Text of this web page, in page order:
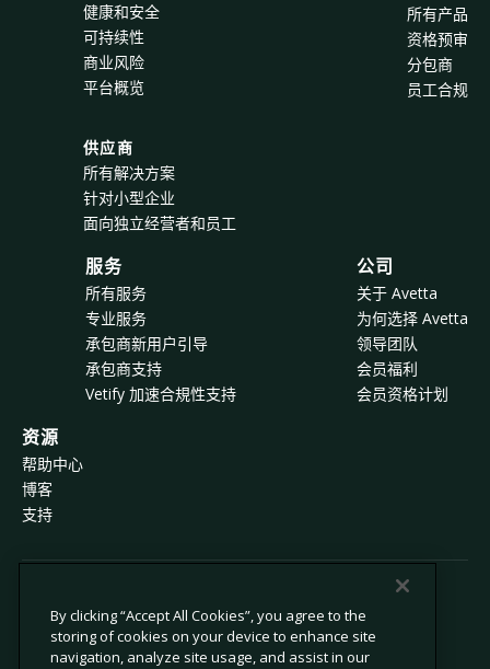
健康和安全
可持续性
商业风险
平台概览
供应商
所有解决方案
针对小型企业
面向独立经营者和员工
所有产品
资格预审
分包商
员工合规
服务
所有服务
专业服务
承包商新用户引导
承包商支持
Vetify 加速合規性支持
公司
关于 Avetta
为何选择 Avetta
领导团队
会员福利
会员资格计划
资源
帮助中心
博客
支持
© 2026 Avetta, LLC 版权所有。
隐私政策 Cookie 政策
By clicking “Accept All Cookies”, you agree to the
storing of cookies on your device to enhance site
navigation, analyze site usage, and assist in our